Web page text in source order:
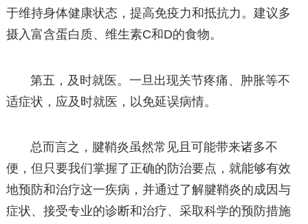
于维持身体健康状态，提高免疫力和抵抗力。建议多
摄入富含蛋白质、维生素C和D的食物。
第五，及时就医。一旦出现关节疼痛、肿胀等不
适症状，应及时就医，以免延误病情。
总而言之，腱鞘炎虽然常见且可能带来诸多不
便，但只要我们掌握了正确的防治要点，就能够有效
地预防和治疗这一疾病，并通过了解腱鞘炎的成因与
症状、接受专业的诊断和治疗、采取科学的预防措施